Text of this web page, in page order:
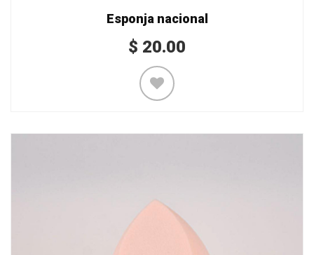
Esponja nacional
$ 20.00